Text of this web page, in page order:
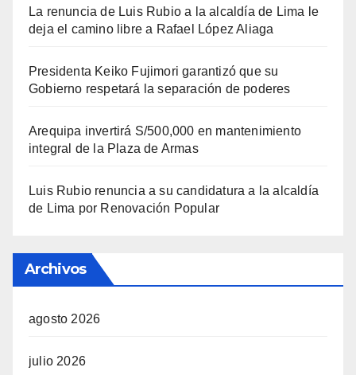
La renuncia de Luis Rubio a la alcaldía de Lima le
deja el camino libre a Rafael López Aliaga
Presidenta Keiko Fujimori garantizó que su
Gobierno respetará la separación de poderes
Arequipa invertirá S/500,000 en mantenimiento
integral de la Plaza de Armas
Luis Rubio renuncia a su candidatura a la alcaldía
de Lima por Renovación Popular
Archivos
agosto 2026
julio 2026